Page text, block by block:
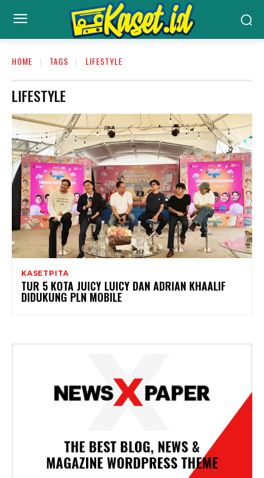
HOME TAGS LIFESTYLE
LIFESTYLE
KASETPITA
TUR 5 KOTA JUICY LUICY DAN ADRIAN KHAALIF
DIDUKUNG PLN MOBILE